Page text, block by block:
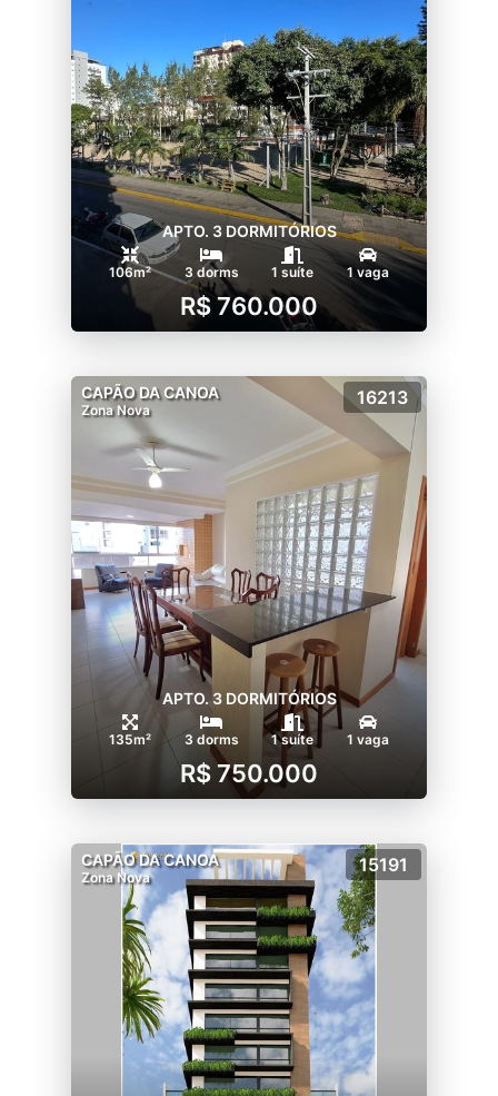
APTO. 3 DORMITÓRIOS
106m² 3 dorms 1 suíte 1 vaga
R$ 760.000
CAPÃO DA CANOA
Zona Nova
16213
APTO. 3 DORMITÓRIOS
135m² 3 dorms 1 suíte 1 vaga
R$ 750.000
CAPÃO DA CANOA
Zona Nova
15191